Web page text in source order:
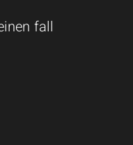
fall